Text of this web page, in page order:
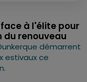
à l'élite pour
du renouveau
démarrent
estivaux ce